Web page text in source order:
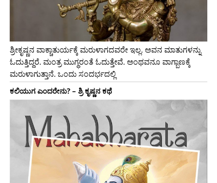
ಶ್ರೀಕೃಷ್ಣನ ವಾಕ್ಚಾತುರ್ಯಕ್ಕೆ ಮರುಳಾಗದವರೇ ಇಲ್ಲ. ಅವನ ಮಾತುಗಳನ್ನು
ಓದುತ್ತಿದ್ದರೆ. ಮಂತ್ರ ಮುಗ್ಧರಂತೆ ಓದುತ್ತೇವೆ. ಅಂಥವನೂ ವಾಗ್ಬಾಣಕ್ಕೆ
ಮರುಳಾಗುತ್ತಾನೆ. ಒಂದು ಸಂದರ್ಭದಲ್ಲಿ
ಕಲಿಯುಗ ಎಂದರೇನು? – ಶ್ರಿ ಕೃಷ್ಣನ ಕಥೆ